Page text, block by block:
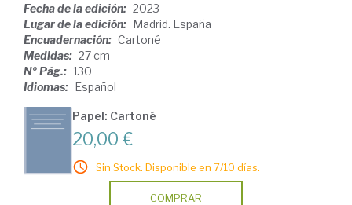
Fecha de la edición: 2023
Lugar de la edición: Madrid. España
Encuadernación: Cartoné
Medidas: 27 cm
Nº Pág.: 130
Idiomas: Español
Papel: Cartoné
20,00 €
Sin Stock. Disponible en 7/10 días.
COMPRAR